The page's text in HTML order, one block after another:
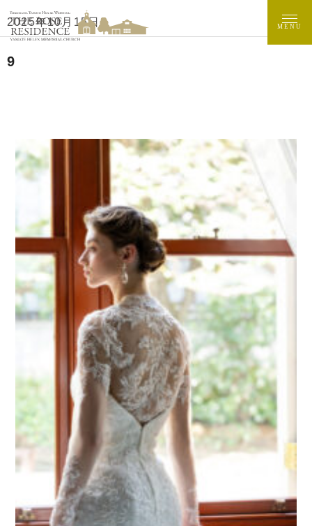
MENU
2025年10月15日
9